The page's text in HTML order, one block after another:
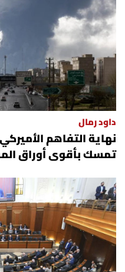
داود رمال
نهاية التفاهم
تمسك بأقوى أوراق